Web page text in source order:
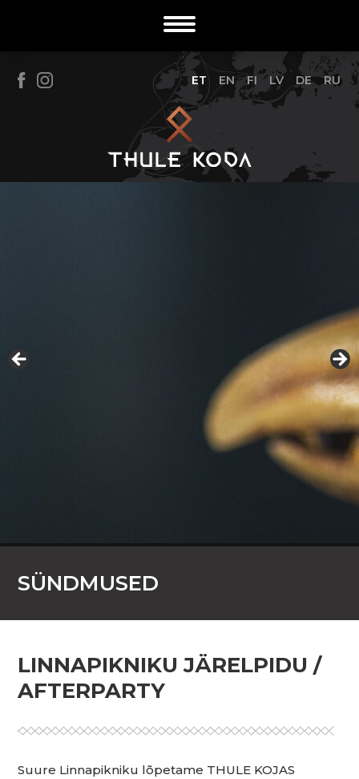
ET EN FI LV DE RU
SÜNDMUSED
LINNAPIKNIKU JÄRELPIDU /
AFTERPARTY
Suure Linnapikniku lõpetame THULE KOJAS